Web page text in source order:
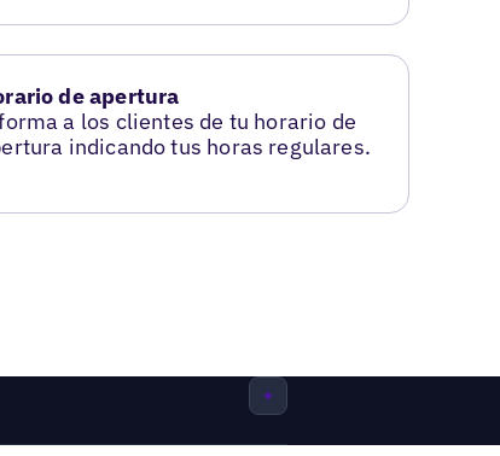
de apertura
a los clientes de tu horario de
indicando tus horas regulares.